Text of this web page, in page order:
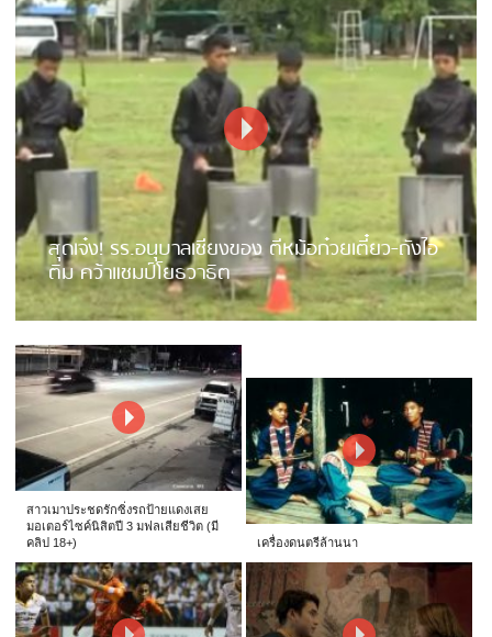
สุดเจ๋ง! รร.อนุบาลเชียงของ ตีหม้อก๋วยเตี๋ยว-ถังไอ
ติม คว้าแชมป์โยธวาธิต
สาวเมาประชดรักซิ่งรถป้ายแดงเสย
มอเตอร์ไซค์นิสิตปี 3 มฟลเสียชีวิต (มี
คลิป 18+)
เครื่องดนตรีล้านนา